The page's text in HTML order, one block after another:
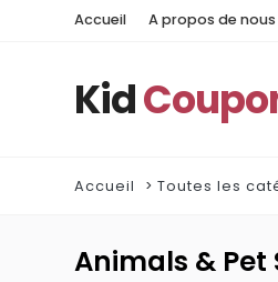
Accueil A propos de nous
Kid
Accueil Toutes les
Animals & Pet